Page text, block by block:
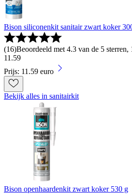
Bison siliconenkit sanitair zwart koker
(16)Beoordeeld met 4.3 van de 5
11.59
Prijs: 11.59 euro
Bekijk alles in sanitairkit
Bison openhaardenkit zwart koker 530 g